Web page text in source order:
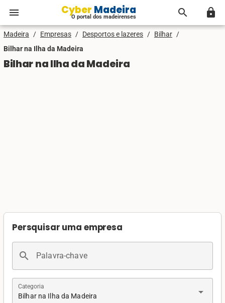
menu Cyber Madeira
O portal dos madeirenses search lock
Madeira / Empresas / Desportos e lazeres / Bilhar /
Bilhar na Ilha da Madeira
Bilhar na Ilha da Madeira
Persquisar uma empresa
search Palavra-chave
Bilhar na Ilha da Madeira
Categoria arrow_drop_down